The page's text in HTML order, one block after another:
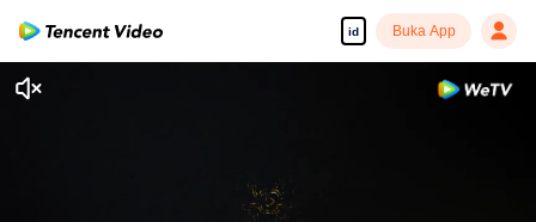
id Buka App